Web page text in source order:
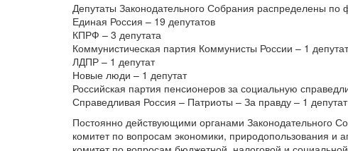
Депутаты Законодательного Собрания распределены
Единая Россия – 19 депутатов
КПРФ – 3 депутата
Коммунистическая партия Коммунисты России – 1 депутат
ЛДПР – 1 депутат
Новые люди – 1 депутат
Российская партия пенсионеров за социальную
Справедливая Россия – Патриоты – За правду – 1 депутат
Постоянно действующими органами Законодательного
комитет по вопросам экономики, природопользования и